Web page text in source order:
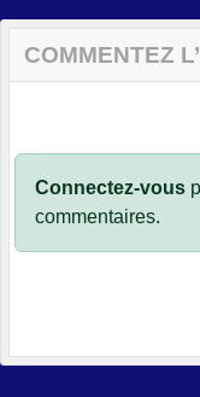
COMMENTEZ
Connectez-vous
commentaires.